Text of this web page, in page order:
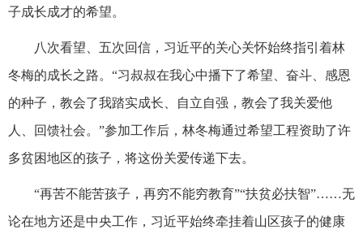
子成长成才的希望。
八次看望、五次回信，习近平的关心关怀始终指引着林
冬梅的成长之路。“习叔叔在我心中播下了希望、奋斗、感恩
的种子，教会了我踏实成长、自立自强，教会了我关爱他
人、回馈社会。”参加工作后，林冬梅通过希望工程资助了许
多贫困地区的孩子，将这份关爱传递下去。
“再苦不能苦孩子，再穷不能穷教育”“扶贫必扶智”……无
论在地方还是中央工作，习近平始终牵挂着山区孩子的健康